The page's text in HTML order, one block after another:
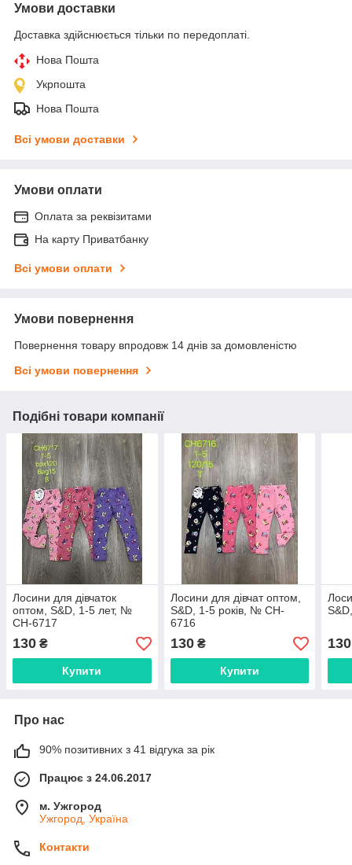
Умови доставки
Доставка здійснюється тільки по передоплаті.
Нова Пошта
Укрпошта
Нова Пошта
Всі умови доставки
Умови оплати
Оплата за реквізитами
На карту Приватбанку
Всі умови оплати
Умови повернення
Повернення товару впродовж 14 днів за домовленістю
Всі умови повернення
Подібні товари компанії
Лосини для дівчаток
оптом, S&D, 1-5 лет, №
CH-6717
130 ₴
Купити
Лосини для дівчат оптом,
S&D, 1-5 років, № CH-
6716
130₴
Купити
130
Про нас
90% позитивних з 41 відгука за рік
Працює з 24.06.2017
м. Ужгород
Ужгород, Україна
Контакти